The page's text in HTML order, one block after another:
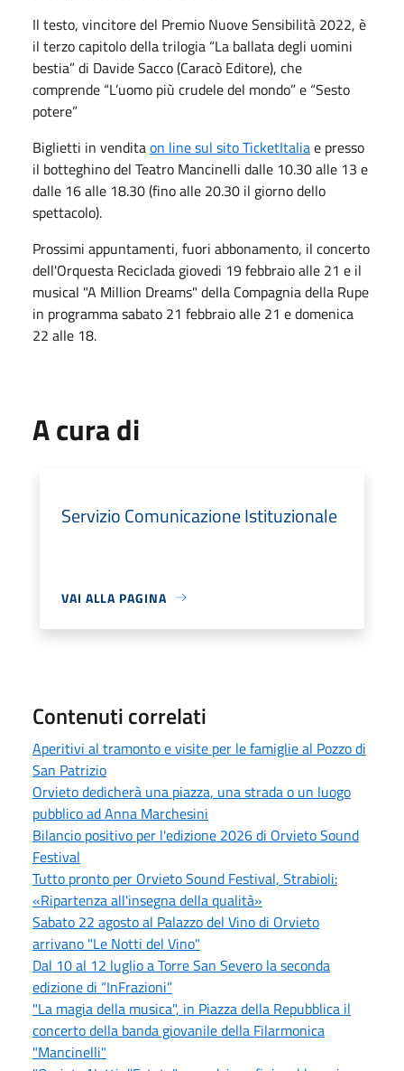
Il testo, vincitore del Premio Nuove Sensibilità 2022, è
il terzo capitolo della trilogia “La ballata degli uomini
bestia” di Davide Sacco (Caracò Editore), che
comprende “L’uomo più crudele del mondo” e “Sesto
potere”
Biglietti in venditaon line sul sito TicketItaliae presso
il botteghino del Teatro Mancinelli dalle 10.30 alle 13 e
dalle 16 alle 18.30 (fino alle 20.30 il giorno dello
spettacolo).
Prossimi appuntamenti, fuori abbonamento, il concerto
dell'Orquesta Reciclada giovedi 19 febbraio alle 21 e il
musical "A Million Dreams" della Compagnia della Rupe
in programma sabato 21 febbraio alle 21 e domenica
22 alle 18.
A cura di
Servizio Comunicazione Istituzionale
VAI ALLA PAGINA
Contenuti correlati
Aperitivi al tramonto e visite per le famiglie al Pozzo di
San Patrizio
Orvieto dedicherà una piazza, una strada o un luogo
pubblico ad Anna Marchesini
Bilancio positivo per l'edizione 2026 di Orvieto Sound
Festival
Tutto pronto per Orvieto Sound Festival, Strabioli:
«Ripartenza all'insegna della qualità»
Sabato 22 agosto al Palazzo del Vino di Orvieto
arrivano "Le Notti del Vino"
Dal 10 al 12 luglio a Torre San Severo la seconda
edizione di “InFrazioni”
"La magia della musica", in Piazza della Repubblica il
concerto della banda giovanile della Filarmonica
"Mancinelli"